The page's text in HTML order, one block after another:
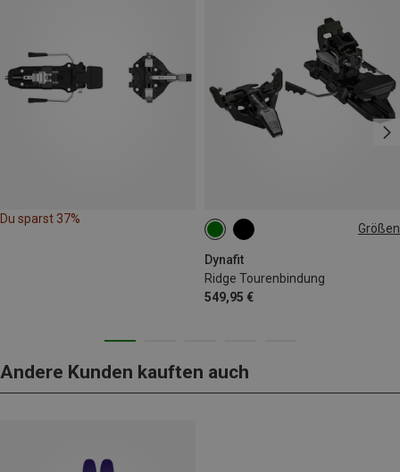
Du sparst 37%
Größen
Dynafit
Ridge Tourenbindung
549,95 €
120MM
110MM
98MM
Andere Kunden kauften auch